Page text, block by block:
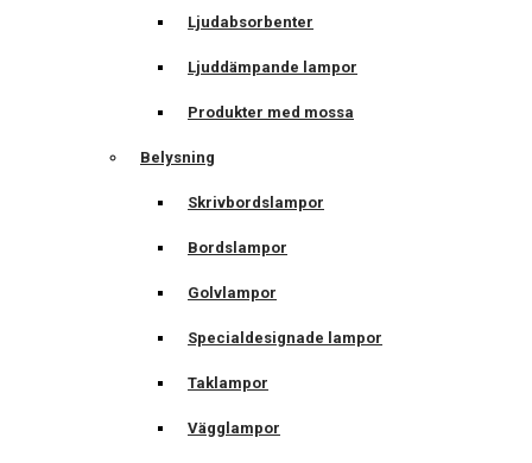
Ljudabsorbenter
Ljuddämpande lampor
Produkter med mossa
Belysning
Skrivbordslampor
Bordslampor
Golvlampor
Specialdesignade lampor
Taklampor
Vägglampor